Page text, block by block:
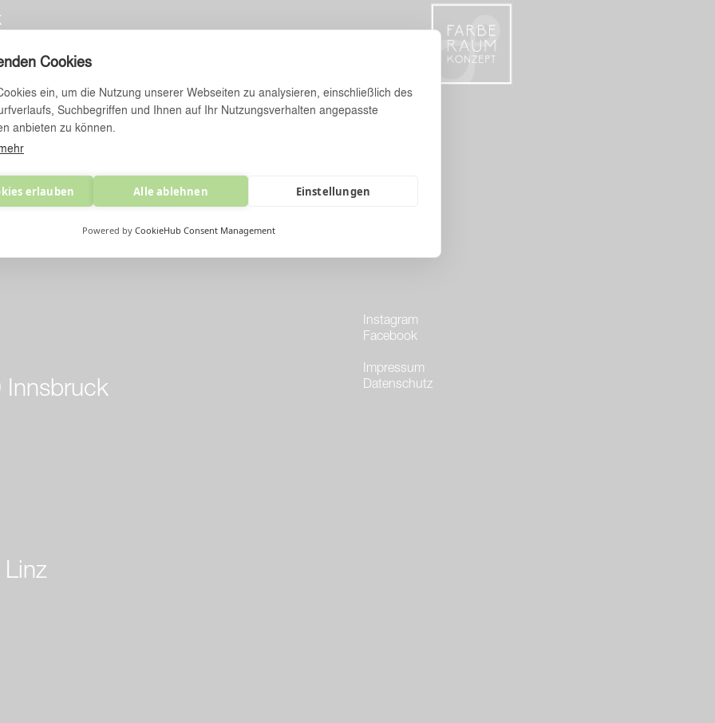
bzw. Parkgarage am
bzw. Meinhardgarage
Mozart-City-Center,
Seilerstätte, Boe
Garage im Zentrum
Instagram
Facebook
Impressum
Datenschutz
Cookies
ein, um die Nutzung unserer Webseiten zu analysieren, einschließlich des
Suchbegriffen und Ihnen auf Ihr Nutzungsverhalten angepasste
anbieten zu können.
erlauben Alle ablehnen Einstellungen
Powered by CookieHub Consent Management